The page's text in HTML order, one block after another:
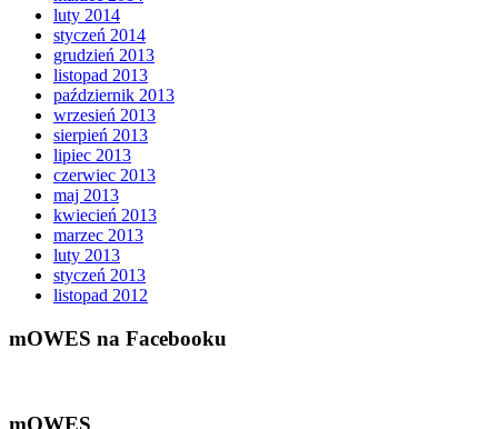
luty 2014
styczeń 2014
grudzień 2013
listopad 2013
październik 2013
wrzesień 2013
sierpień 2013
lipiec 2013
czerwiec 2013
maj 2013
kwiecień 2013
marzec 2013
luty 2013
styczeń 2013
listopad 2012
mOWES na Facebooku
mOWES